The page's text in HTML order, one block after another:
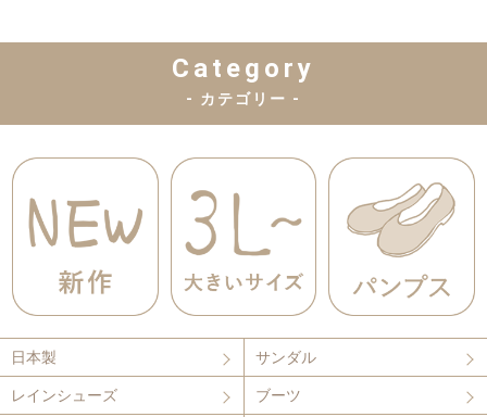
Category
- カテゴリー -
日本製 サンダル
レインシューズ ブーツ